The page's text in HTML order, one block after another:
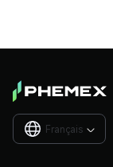
Français 